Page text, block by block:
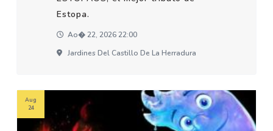
Estopa.
Ao� 22, 2026 22:00
Jardines Del Castillo De La Herradura
Aug
24